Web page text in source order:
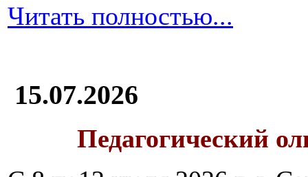
Читать полностью...
15.07.2026
Педагогический